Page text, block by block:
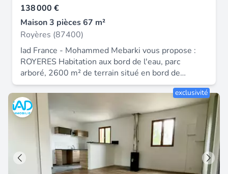
138 000 €
Maison 3 pièces 67 m²
Royères (87400)
Iad France - Mohammed Mebarki vous propose :
ROYERES Habitation aux bord de l'eau, parc
arboré, 2600 m² de terrain situé en bord de
Vienne avec accés à la rivière. Maison
majoritairement de plain pied, trés lumineuse
avec une belle hauteur sous plafond. Elle est
composée d'une entrée, une cuisine équipée style
art déco ouverte sur une terrasse, une grande
pièce de vie (30 m²), 1 chambre, une salle d'eau
avec wc. À l'étage une deuxiéme chambre. Vue sur
la rivière depuis toute les pièces principales. 2
exclusivité